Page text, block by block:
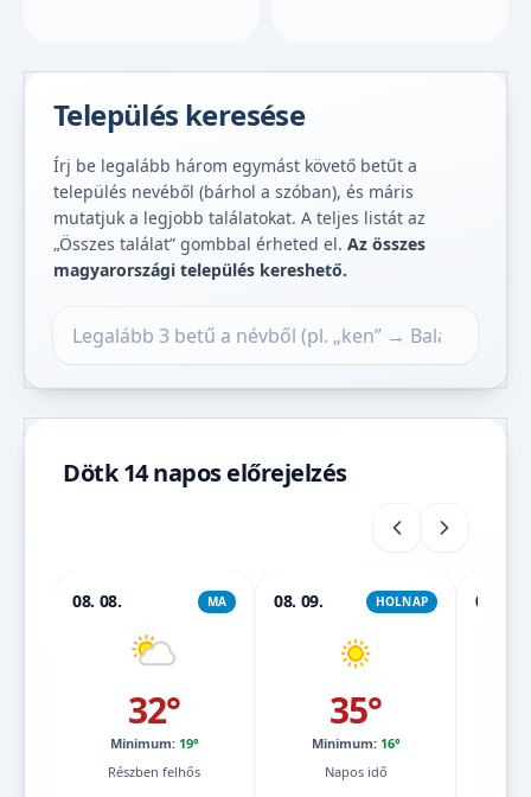
Település keresése
Írj be legalább három egymást követő betűt a
település nevéből (bárhol a szóban), és máris
mutatjuk a legjobb találatokat. A teljes listát az
„Összes találat” gombbal érheted el. Az összes
magyarországi település kereshető.
Dötk 14 napos előrejelzés
08. 08. MA
32°
Minimum: 19°
Részben felhős
08. 09. HOLNAP
35°
Minimum: 16°
Napos idő
08. 10.